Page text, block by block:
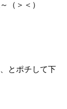
（＞＜）
とポチして下